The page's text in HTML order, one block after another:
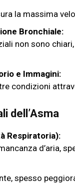
la massima
Bronchiale:
non sono
e Immagini:
condizioni
dell’Asma
Respiratoria):
d’aria,
spesso